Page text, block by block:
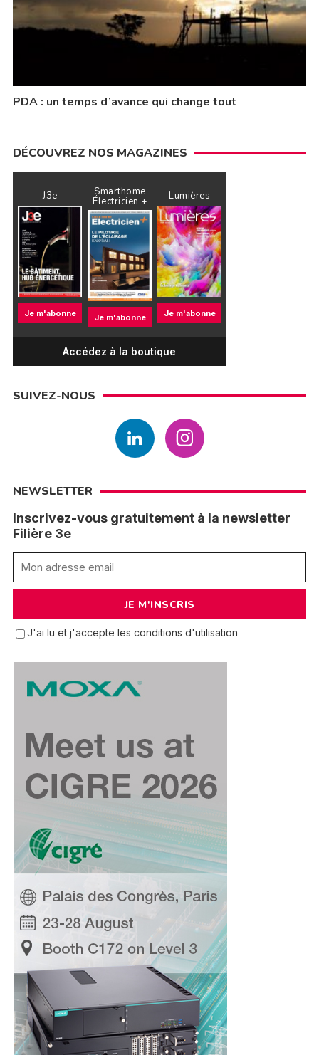
PDA : un temps d’avance qui change tout
DÉCOUVREZ NOS MAGAZINES
J3e
Je m'abonne
Smarthome
Électricien +
Je m'abonne
Lumières
Je m'abonne
Accédez à la boutique
SUIVEZ-NOUS
NEWSLETTER
Inscrivez-vous gratuitement à la newsletter
Filière 3e
J'ai lu et j'accepte les conditions d'utilisation